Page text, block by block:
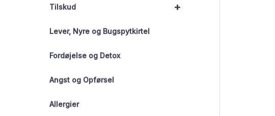
+
Tilskud
Lever, Nyre og Bugspytkirtel
Fordøjelse og Detox
Angst og Opførsel
Allergier